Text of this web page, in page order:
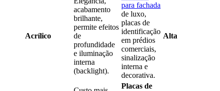
Acrílico
acabamento
brilhante,
permite efeitos
de
profundidade
e iluminação
interna
(backlight).
para fachada
de luxo,
placas de
identificação
em prédios
comerciais,
sinalização
interna e
decorativa.
Alta
Placas de